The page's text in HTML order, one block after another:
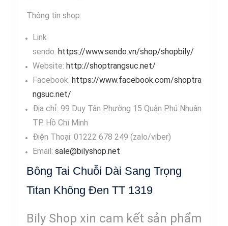
Thông tin shop:
Link
sendo: https://www.sendo.vn/shop/shopbily/
Website: http://shoptrangsuc.net/
Facebook: https://www.facebook.com/shoptra
ngsuc.net/
Địa chỉ: 99 Duy Tân Phường 15 Quận Phú Nhuận
TP. Hồ Chí Minh
Điện Thoại: 01222 678 249 (zalo/viber)
Email: sale@bilyshop.net
Bông Tai Chuỗi Dài Sang Trọng
Titan Không Đen TT 1319
Bily Shop xin cam kết sản phẩm